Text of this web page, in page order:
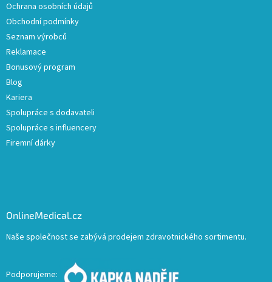
Ochrana osobních údajů
Obchodní podmínky
Seznam výrobců
Reklamace
Bonusový program
Blog
Kariera
Spolupráce s dodavateli
Spolupráce s influencery
Firemní dárky
OnlineMedical.cz
Naše společnost se zabývá prodejem zdravotnického sortimentu.
Podporujeme: